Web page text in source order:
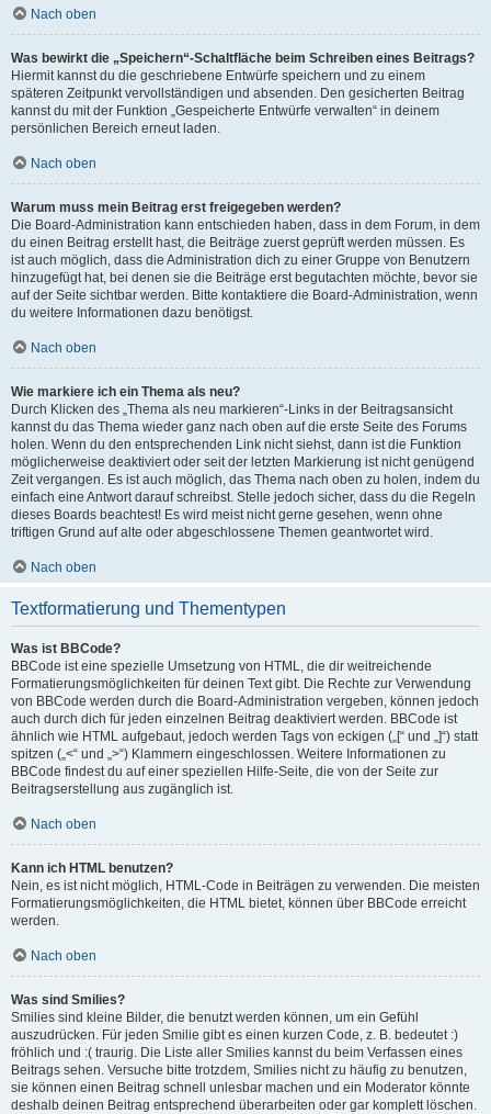
Nach oben
Was bewirkt die „Speichern“-Schaltfläche beim Schreiben eines Beitrags?
Hiermit kannst du die geschriebene Entwürfe speichern und zu einem
späteren Zeitpunkt vervollständigen und absenden. Den gesicherten Beitrag
kannst du mit der Funktion „Gespeicherte Entwürfe verwalten“ in deinem
persönlichen Bereich erneut laden.
Nach oben
Warum muss mein Beitrag erst freigegeben werden?
Die Board-Administration kann entschieden haben, dass in dem Forum, in dem
du einen Beitrag erstellt hast, die Beiträge zuerst geprüft werden müssen. Es
ist auch möglich, dass die Administration dich zu einer Gruppe von Benutzern
hinzugefügt hat, bei denen sie die Beiträge erst begutachten möchte, bevor sie
auf der Seite sichtbar werden. Bitte kontaktiere die Board-Administration, wenn
du weitere Informationen dazu benötigst.
Nach oben
Wie markiere ich ein Thema als neu?
Durch Klicken des „Thema als neu markieren“-Links in der Beitragsansicht
kannst du das Thema wieder ganz nach oben auf die erste Seite des Forums
holen. Wenn du den entsprechenden Link nicht siehst, dann ist die Funktion
möglicherweise deaktiviert oder seit der letzten Markierung ist nicht genügend
Zeit vergangen. Es ist auch möglich, das Thema nach oben zu holen, indem du
einfach eine Antwort darauf schreibst. Stelle jedoch sicher, dass du die Regeln
dieses Boards beachtest! Es wird meist nicht gerne gesehen, wenn ohne
triftigen Grund auf alte oder abgeschlossene Themen geantwortet wird.
Nach oben
Textformatierung und Thementypen
Was ist BBCode?
BBCode ist eine spezielle Umsetzung von HTML, die dir weitreichende
Formatierungsmöglichkeiten für deinen Text gibt. Die Rechte zur Verwendung
von BBCode werden durch die Board-Administration vergeben, können jedoch
auch durch dich für jeden einzelnen Beitrag deaktiviert werden. BBCode ist
ähnlich wie HTML aufgebaut, jedoch werden Tags von eckigen („[“ und „]“) statt
spitzen („<“ und „>“) Klammern eingeschlossen. Weitere Informationen zu
BBCode findest du auf einer speziellen Hilfe-Seite, die von der Seite zur
Beitragserstellung aus zugänglich ist.
Nach oben
Kann ich HTML benutzen?
Nein, es ist nicht möglich, HTML-Code in Beiträgen zu verwenden. Die meisten
Formatierungsmöglichkeiten, die HTML bietet, können über BBCode erreicht
werden.
Nach oben
Was sind Smilies?
Smilies sind kleine Bilder, die benutzt werden können, um ein Gefühl
auszudrücken. Für jeden Smilie gibt es einen kurzen Code, z. B. bedeutet :)
fröhlich und :( traurig. Die Liste aller Smilies kannst du beim Verfassen eines
Beitrags sehen. Versuche bitte trotzdem, Smilies nicht zu häufig zu benutzen,
sie können einen Beitrag schnell unlesbar machen und ein Moderator könnte
deshalb deinen Beitrag entsprechend überarbeiten oder gar komplett löschen.